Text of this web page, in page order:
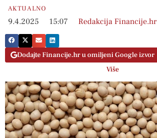
AKTUALNO
9.4.2025 15:07 Redakcija Financije.hr
Dodajte Financije.hr u omiljeni Google izvor
Više